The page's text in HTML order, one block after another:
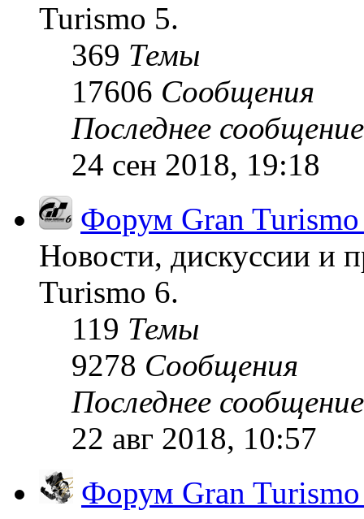
Turismo 5.
369 Темы
17606 Сообщения
Последнее сообщение
24 сен 2018, 19:18
Форум Gran
Новости, дискуссии и
Turismo 6.
119 Темы
9278 Сообщения
Последнее сообщение
22 авг 2018, 10:57
Форум Gran Turismo